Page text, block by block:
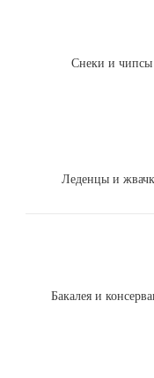
Снеки и чипсы
Леденцы и
Бакалея и